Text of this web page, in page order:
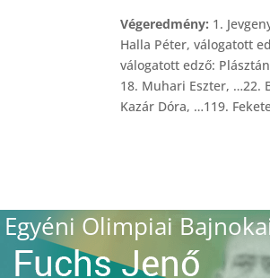
Végeredmény: 1.
Halla Péter, válogatott
válogatott edző:
18. Muhari Eszter, …22.
Kazár Dóra, …119.
Egyéni Olimpiai